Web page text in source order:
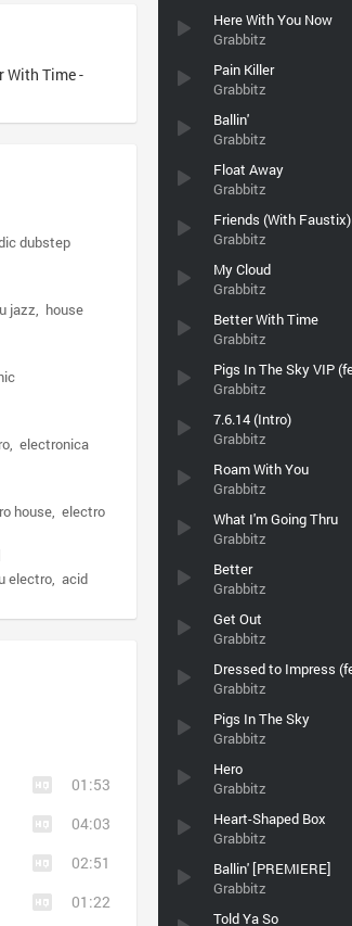
Here With You Now
Grabbitz
Pain Killer
Grabbitz
Ballin'
Grabbitz
Float Away
Grabbitz
Friends (With Faustix)
Grabbitz
My Cloud
Grabbitz
Better With Time
Grabbitz
Grabbitz
7.6.14 (Intro)
Grabbitz
Roam With You
Grabbitz
What I'm Going Thru
Grabbitz
Better
Grabbitz
Get Out
Grabbitz
Grabbitz
Pigs In The Sky
Grabbitz
Hero
Grabbitz
Heart-Shaped Box
Grabbitz
Ballin' [PREMIERE]
Grabbitz
Told Ya So
Time -
dubstep
jazz house
electronica
house electro
electro acid
01:53
04:03
02:51
01:22